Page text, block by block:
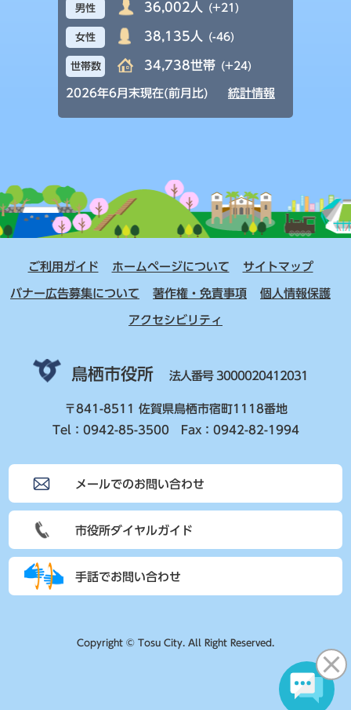
男性 36,002人 (+21)
女性 38,135人 (-46)
世帯数 34,738世帯 (+24)
2026年6月末現在(前月比) 統計情報
ご利用ガイド ホームページについて サイトマップ
バナー広告募集について 著作権・免責事項 個人情報保護
アクセシビリティ
鳥栖市役所 法人番号 3000020412031
〒841-8511 佐賀県鳥栖市宿町1118番地
Tel：0942-85-3500 Fax：0942-82-1994
メールでのお問い合わせ
市役所ダイヤルガイド
手話でお問い合わせ
Copyright © Tosu City. All Right Reserved.